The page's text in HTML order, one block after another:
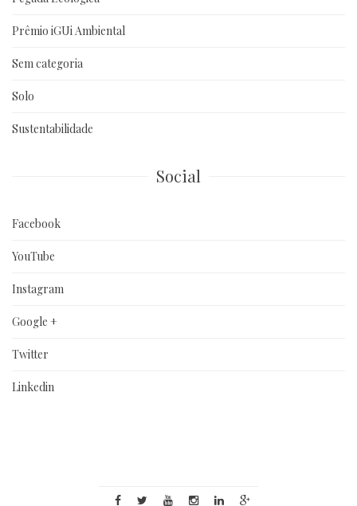
Prêmio iGUi Ambiental
Sem categoria
Solo
Sustentabilidade
Social
Facebook
YouTube
Instagram
Google +
Twitter
Linkedin